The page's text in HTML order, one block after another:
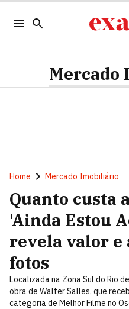
Home Mercado Imobiliário
Quanto custa
'Ainda Estou
revela valor e
fotos
Localizada na Zona Sul do Rio
obra de Walter Salles, que
categoria de Melhor Filme no